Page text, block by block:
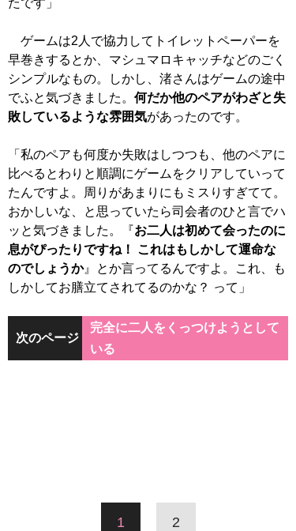
ゲームは2人で協力してトイレットペーパーを
早巻きするとか、マシュマロキャッチなどのごく
シンプルなもの。しかし、渚さんはゲームの途中
でふと気づきました。 何だか他のペアがわざと失
敗しているような雰囲気があったのです。
「私のペアも何度か失敗はしつつも、他のペアに
比べるとわりと順調にゲームをクリアしていって
たんですよ。周りがあまりにもミスりすぎてて。
おかしいな、と思っていたら司会者のひと言でハ
ッと気づきました。『お二人は初めて会ったのに
息がぴったりですね！ これはもしかして運命な
のでしょうか』とか言ってるんですよ。これ、も
しかしてお膳立てされてるのかな？ って」
次のページ
完全に二人をくっつけようとして
いる
1 2